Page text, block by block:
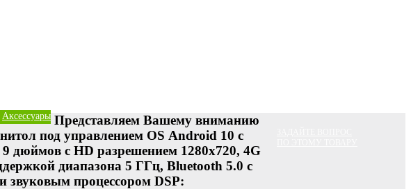
Аксессуары Представляем Вашему вниманию
под управлением OS Android 10 с
дюймов с HD разрешением 1280x720, 4G
диапазона 5 ГГц, Bluetooth 5.0 с
звуковым процессором DSP: